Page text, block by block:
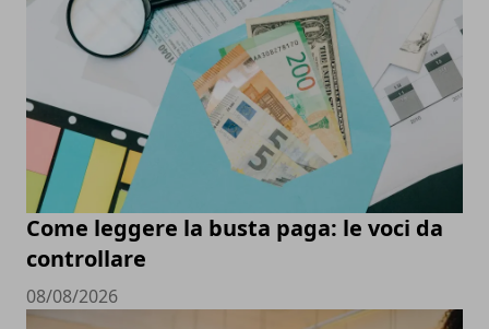
Come leggere la busta paga: le voci da
controllare
08/08/2026